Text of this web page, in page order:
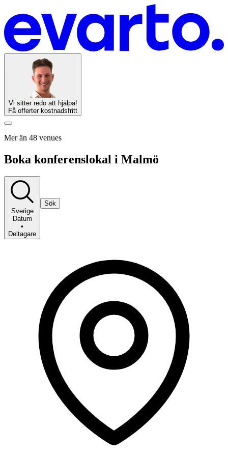
Vi sitter redo att hjälpa!
Få offerter kostnadsfritt
Mer än 48 venues
Boka konferenslokal i Malmö
Sverige
Datum
•
Deltagare
Sök